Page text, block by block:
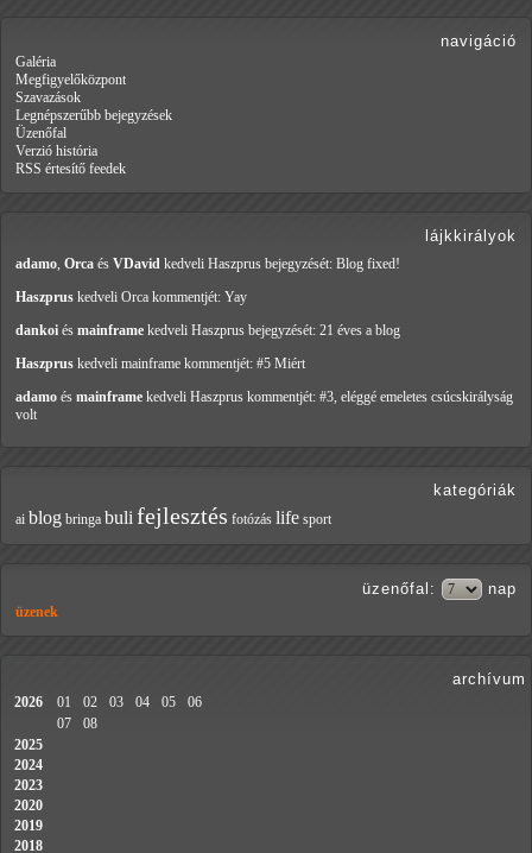
navigáció
Galéria
Megfigyelőközpont
Szavazások
Legnépszerűbb bejegyzések
Üzenőfal
Verzió história
RSS értesítő feedek
lájkkirályok
adamo, Orca és VDavid kedveli Haszprus bejegyzését: Blog fixed!
Haszprus kedveli Orca kommentjét: Yay
dankoi és mainframe kedveli Haszprus bejegyzését: 21 éves a blog
Haszprus kedveli mainframe kommentjét: #5 Miért
adamo és mainframe kedveli Haszprus kommentjét: #3, eléggé emeletes csúcskirályság
volt
kategóriák
ai blog bringa buli fejlesztés fotózás life sport
üzenőfal : nap
üzenek
archívum
2026 01 02 03 04 05
06
07
08
2025
2024
2023
2020
2019
2018